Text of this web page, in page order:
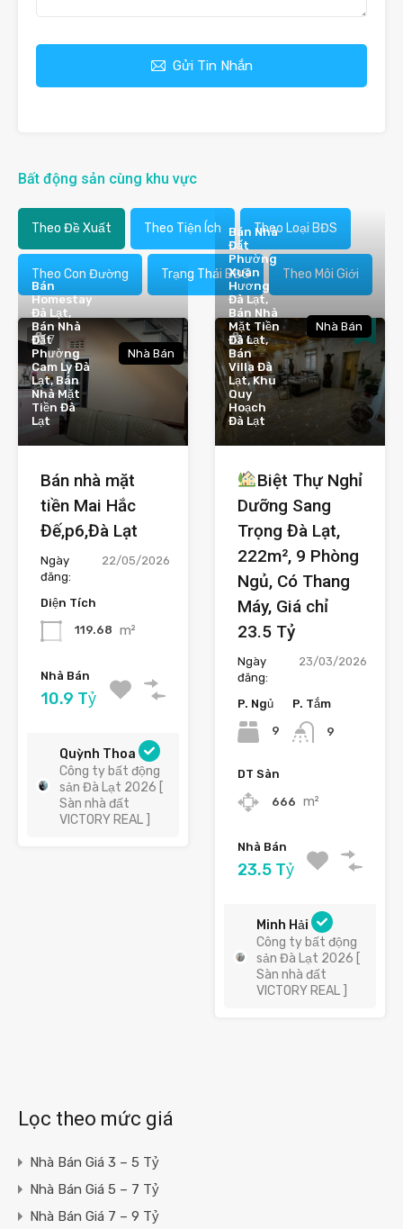
Gửi Tin Nhắn
Bất động sản cùng khu vực
Theo Đề Xuất Theo Tiện Ích Theo Loại BĐS
Theo Con Đường Trạng Thái BĐS Theo Môi Giới
7
Bán
Homestay
Đà Lạt,
Bán Nhà
Đất
Phường
Cam Ly Đà
Lạt, Bán
Nhà Mặt
Tiền Đà
Lạt
Nhà Bán
Bán nhà mặt
tiền Mai Hắc
Đế,p6,Đà Lạt
Ngày
đăng:
22/05/2026
Diện Tích
119.68 m²
Nhà Bán
10.9 Tỷ
Quỳnh Thoa
Công ty bất động
sản Đà Lạt 2026 [
Sàn nhà đất
VICTORY REAL ]
6
Bán Nhà
Đất
Phường
Xuân
Hương
Đà Lạt,
Bán Nhà
Mặt Tiền
Đà Lạt,
Bán
Villa Đà
Lạt, Khu
Quy
Hoạch
Đà Lạt
Nhà Bán
Biệt Thự Nghỉ
Dưỡng Sang
Trọng Đà Lạt,
222m², 9 Phòng
Ngủ, Có Thang
Máy, Giá chỉ
23.5 Tỷ
Ngày
đăng:
23/03/2026
P. Ngủ
9
P. Tắm
9
DT Sàn
666 m²
Nhà Bán
23.5 Tỷ
Minh Hải
Công ty bất động
sản Đà Lạt 2026 [
Sàn nhà đất
VICTORY REAL ]
Lọc theo mức giá
Nhà Bán Giá 3 – 5 Tỷ
Nhà Bán Giá 5 – 7 Tỷ
Nhà Bán Giá 7 – 9 Tỷ